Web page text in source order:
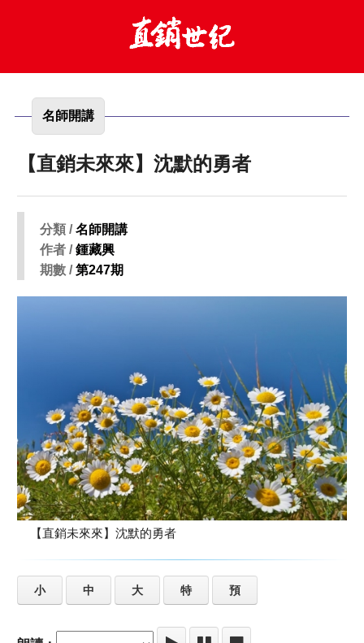
名師開講
【直銷未來來】沈默的勇者
分類 /名師開講
作者 /鍾藏興
期數 /第247期
【直銷未來來】沈默的勇者
小 中 大 特 預